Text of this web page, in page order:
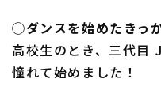
◯ダンスを始めたきっ
高校生のとき、三代目
憧れて始めました！